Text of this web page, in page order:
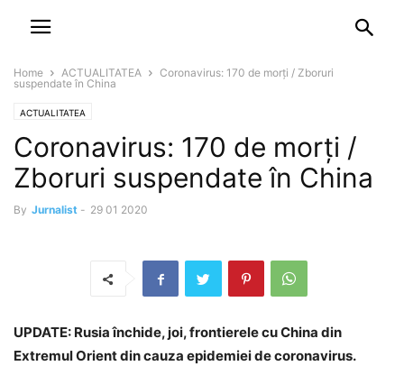
Home ACTUALITATEA
Coronavirus: 170 de morți / Zboruri
suspendate în China
ACTUALITATEA
Coronavirus: 170 de morți /
Zboruri suspendate în China
By Jurnalist - 29 01 2020
UPDATE: Rusia închide, joi, frontierele cu China din
Extremul Orient din cauza epidemiei de coronavirus.